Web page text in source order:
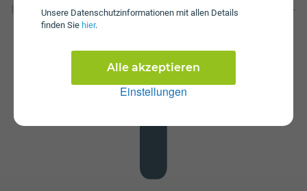
Unsere Daten­schutz­informationen mit allen Details
finden Sie hier.
Einstellungen
Alle akzeptieren
Im Tarif spusu 10GB ist kein Datenstick enthalten. Die SIM-
Karte kann in jedem gängigen Datenstick betrieben
verbinden. Alternativ kann die SIM-Karte von spusu auch
in Tablets verwendet werden.